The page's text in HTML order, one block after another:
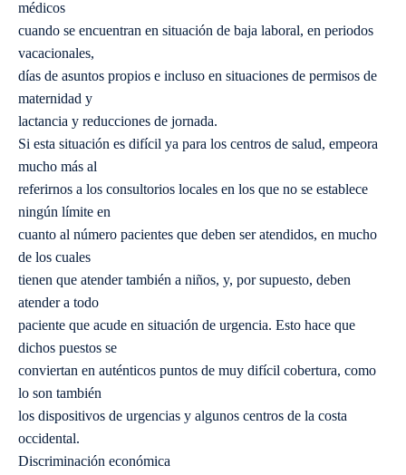
médicos
cuando se encuentran en situación de baja laboral, en periodos
vacacionales,
días de asuntos propios e incluso en situaciones de permisos de
maternidad y
lactancia y reducciones de jornada.
Si esta situación es difícil ya para los centros de salud, empeora
mucho más al
referirnos a los consultorios locales en los que no se establece
ningún límite en
cuanto al número pacientes que deben ser atendidos, en mucho
de los cuales
tienen que atender también a niños, y, por supuesto, deben
atender a todo
paciente que acude en situación de urgencia. Esto hace que
dichos puestos se
conviertan en auténticos puntos de muy difícil cobertura, como
lo son también
los dispositivos de urgencias y algunos centros de la costa
occidental.
Discriminación económica